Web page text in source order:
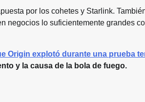
por los cohetes y Starlink.
negocios lo suficientemente grandes
Origin explotó durante una prueba
y la causa de la bola de fuego.